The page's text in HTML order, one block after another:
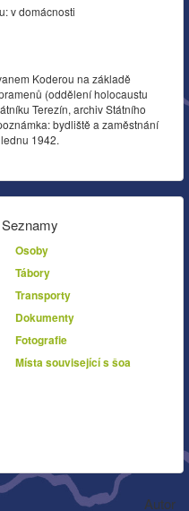
v domácnosti
Koderou na základě
(oddělení holocaustu
Terezín, archiv Státního
bydliště a zaměstnání
1942.
Seznamy
Osoby
Tábory
Transporty
Dokumenty
Fotografie
Místa související s šoa
Autor